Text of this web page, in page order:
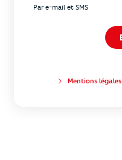
Par e-mail et SMS
Mentions légales